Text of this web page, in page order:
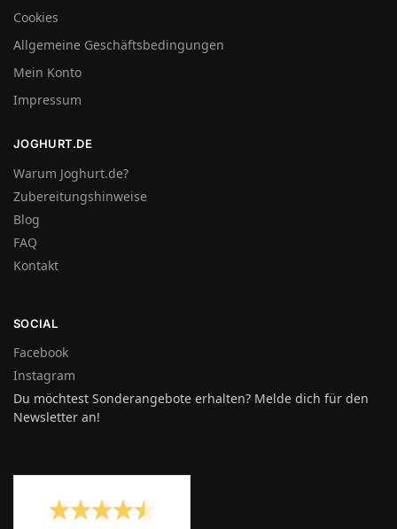
Cookies
Allgemeine Geschäftsbedingungen
Mein Konto
Impressum
JOGHURT.DE
Warum Joghurt.de?
Zubereitungshinweise
Blog
FAQ
Kontakt
SOCIAL
Facebook
Instagram
Du möchtest Sonderangebote erhalten? Melde dich für den
Newsletter an!